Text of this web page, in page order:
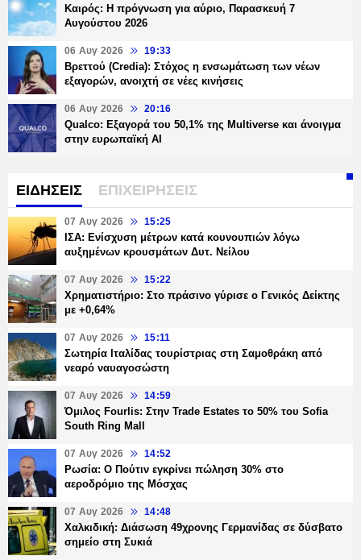
Καιρός: Η πρόγνωση για αύριο, Παρασκευή 7
Αυγούστου 2026
06 Αυγ 2026 19:33
Βρεττού (Credia): Στόχος η ενσωμάτωση των νέων
εξαγορών, ανοιχτή σε νέες κινήσεις
06 Αυγ 2026 20:16
Qualco: Εξαγορά του 50,1% της Multiverse και άνοιγμα
στην ευρωπαϊκή AI
ΕΙΔΗΣΕΙΣ ΕΠΙΧΕΙΡΗΣΕΙΣ
07 Αυγ 2026 15:25
ΙΣΑ: Ενίσχυση μέτρων κατά κουνουπιών λόγω
αυξημένων κρουσμάτων Δυτ. Νείλου
07 Αυγ 2026 15:22
Χρηματιστήριο: Στο πράσινο γύρισε ο Γενικός Δείκτης
με +0,64%
07 Αυγ 2026 15:11
Σωτηρία Ιταλίδας τουρίστριας στη Σαμοθράκη από
νεαρό ναυαγοσώστη
07 Αυγ 2026 14:59
Όμιλος Fourlis: Στην Trade Estates το 50% του Sofia
South Ring Mall
07 Αυγ 2026 14:52
Ρωσία: Ο Πούτιν εγκρίνει πώληση 30% στο
αεροδρόμιο της Μόσχας
07 Αυγ 2026 14:48
Χαλκιδική: Διάσωση 49χρονης Γερμανίδας σε δύσβατο
σημείο στη Συκιά